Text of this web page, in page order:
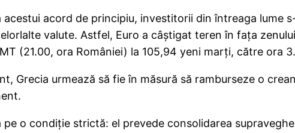
acestui acord de principiu, investitorii din întreaga lume
valute. Astfel, Euro a câştigat teren în faţa
(21.00, ora României) la 105,94 yeni marţi, către ora
Grecia urmează să fie în măsură să ramburseze o
pe o condiţie strictă: el prevede consolidarea